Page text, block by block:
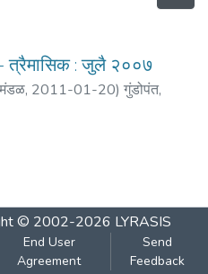
त्रैमासिक : जुलै २००७
मंडळ, 2011-01-20) गुंडोपंत,
© 2002-2026 LYRASIS
End User
Agreement
Send
Feedback